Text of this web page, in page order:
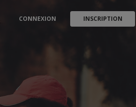
CONNEXION INSCRIPTION